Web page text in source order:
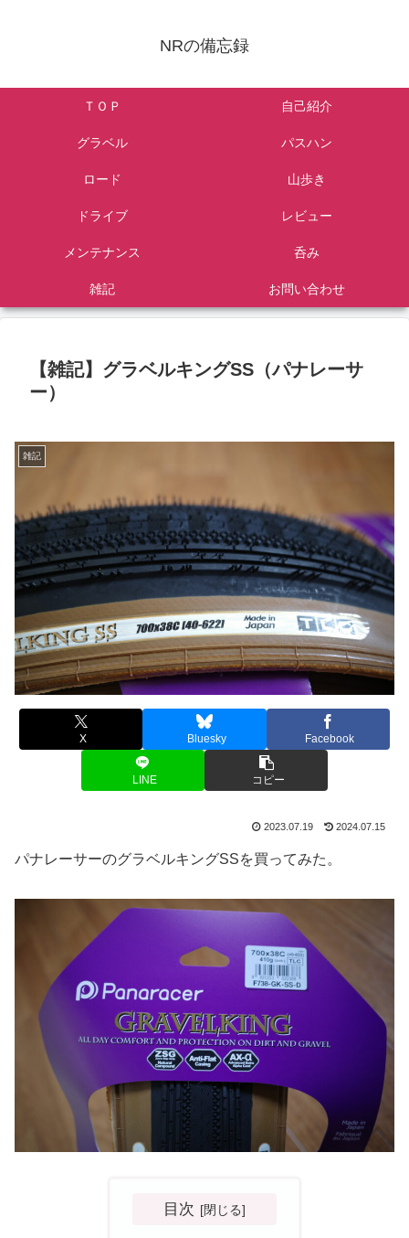
NRの備忘録
ＴＯＰ 自己紹介
グラベル パスハン
ロード 山歩き
ドライブ レビュー
メンテナンス 呑み
雑記 お問い合わせ
【雑記】グラベルキングSS（パナレーサ
ー）
雑記
X Bluesky Facebook
LINE コピー
2023.07.19 2024.07.15
パナレーサーのグラベルキングSSを買ってみた。
目次